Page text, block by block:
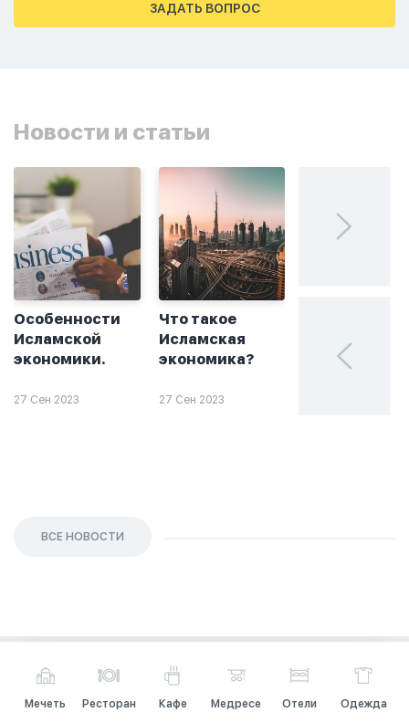
ЗАДАТЬ ВОПРОС
Новости и статьи
Особенности
Исламской
экономики.
27 Сен 2023
Что такое
Исламская
экономика?
27 Сен 2023
халяльное
ВСЕ НОВОСТИ
Мечеть Ресторан Кафе Медресе Отели Одежда